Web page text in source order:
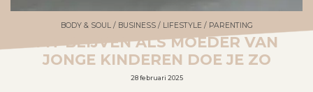
BODY & SOUL/ BUSINESS/ LIFESTYLE/ PARENTING
FIT BLIJVEN ALS MOEDER VAN
JONGE KINDEREN DOE JE ZO
28 februari 2025